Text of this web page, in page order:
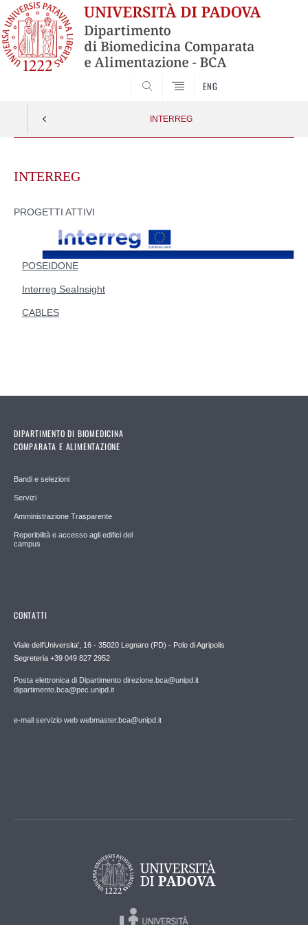
ENG
INTERREG
contentINTERREG
PROGETTI ATTIVI
POSEIDONE
Interreg SeaInsight
CABLES
DIPARTIMENTO DI BIOMEDICINA
COMPARATA E ALIMENTAZIONE
Bandi e selezioni
Servizi
Amministrazione Trasparente
Reperibilità e accesso agli edifici del
campus
CONTATTI
Viale dell'Universita', 16 - 35020 Legnaro (PD) - Polo di Agripolis
Segreteria +39 049 827 2952
Posta elettronica di Dipartimento direzione.bca@unipd.it
dipartimento.bca@pec.unipd.it
e-mail servizio web webmaster.bca@unipd.it